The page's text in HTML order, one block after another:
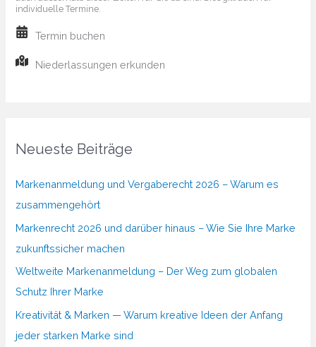
individuelle Termine.
Termin buchen
Niederlassungen erkunden
Neueste Beiträge
Markenanmeldung und Vergaberecht 2026 – Warum es
zusammengehört
Markenrecht 2026 und darüber hinaus – Wie Sie Ihre Marke
zukunftssicher machen
Weltweite Markenanmeldung – Der Weg zum globalen
Schutz Ihrer Marke
Kreativität & Marken — Warum kreative Ideen der Anfang
jeder starken Marke sind